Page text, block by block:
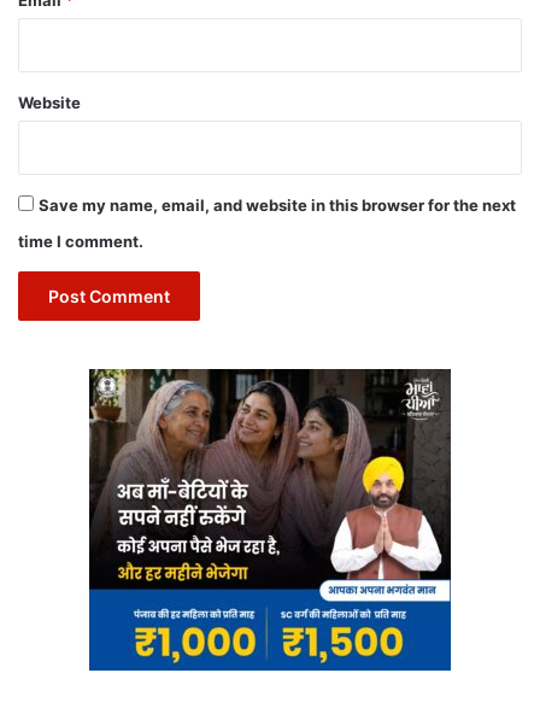
Website
Save my name, email, and website in this browser for the next
time I comment.